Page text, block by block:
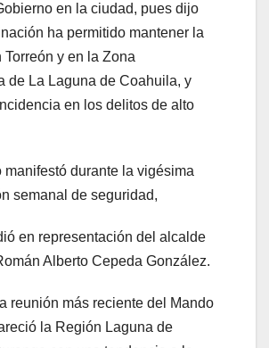
en la ciudad, pues dijo
ha permitido mantener la
y en la Zona
de La Laguna de Coahuila, y
en los delitos de alto
manifestó durante la vigésima
semanal de seguridad,
en representación del alcalde
Alberto Cepeda González.
reunión más reciente del Mando
la Región Laguna de